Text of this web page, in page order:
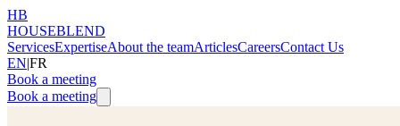
HB
HOUSEBLEND
ServicesExpertiseAbout the teamArticlesCareersContact Us
EN|FR
Book a meeting
Book a meeting